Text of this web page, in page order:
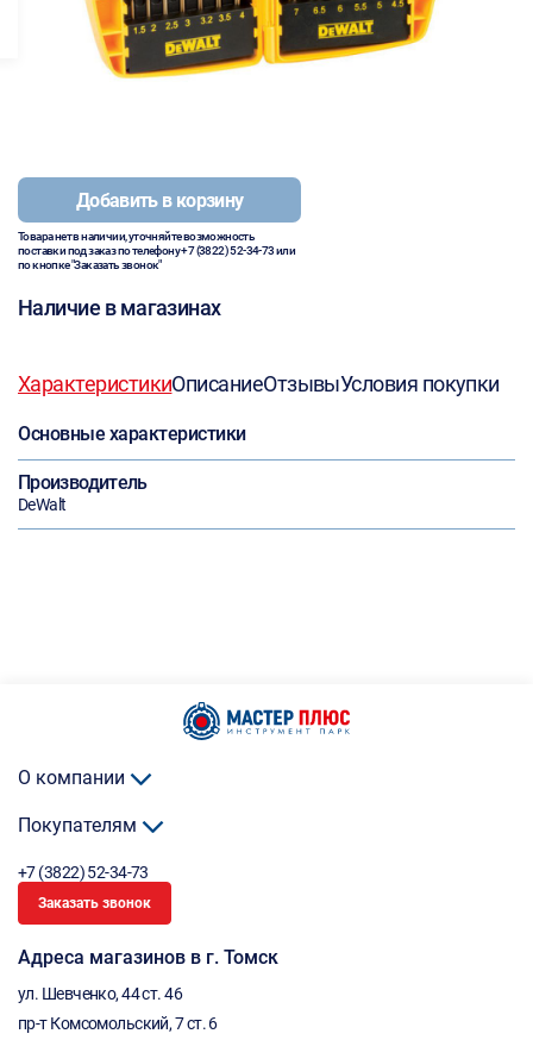
Добавить в корзину
Товара нет в наличии, уточняйте возможность
поставки под заказ по телефону+7 (3822) 52-34-73или
по кнопке "Заказать звонок"
Наличие в магазинах
ХарактеристикиОписаниеОтзывыУсловия покупки
Основные характеристики
Производитель
DeWalt
О компании
Покупателям
+7 (3822) 52-34-73
Заказать звонок
Адреса магазинов в г. Томск
ул. Шевченко, 44 ст. 46
пр-т Комсомольский, 7 ст. 6